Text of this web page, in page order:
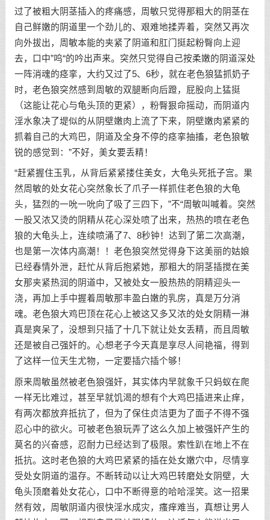
过了被粗大阴茎插入的疼痛感，周敏只觉得那粗大的阴茎在
自己鲜嫩的阴道里一个劲儿的、艰难地揉弄着，突然又再次
向外拔出，周敏本能的夹紧了阴道和肛门挺起粉臀向上迎
去，口中”呜“的吟出声来。突然只觉得自己按柔嫩的阴道深处
一阵消魂的痉挛，大约又过了5、6秒，就在老色狼猛抓奶子
时，老色狼突然感到周敏的双腿断向后蹬，屁股向上猛挺
（这能让花心与龟头顶的更紧），粉臀狠命摇动，而阴道内
淫水象决了堤似的从阴壁嫩肉上流了下来，阴壁嫩肉紧紧的
抓着自己的大鸡巴，阴道及全身不停的痉挛抽搐，老色狼敏
锐的感觉到：”不好，美女要丢精！
“赶紧握住玉乳，从背后紧紧搂住美女，大龟头死抵子宫。果
然周敏的处女花心突然象长了爪子一样抓住老色狼的大龟
头，猛烈的一吮一吮向了吸了三四下，”不“周敏叫喊着。突然
一股又浓又烫的阴精从花心深处喷了出来，热热的喷在老色
狼的大龟头上，连续喷涌了7、8秒钟！达到了第二次高潮，
也是第一次体内高潮！！老色狼突然觉得身下这美丽的姑娘
已经春情外泄，赶忙从背后抱紧她，那粗大的阴茎插搅在美
女那夹紧热润的阴道中，又被处女一股热热的阴精迎头一
浇，再加上手中握着周敏那丰盈白嫩的乳房，真是万分消
魂。老色狼大鸡巴顶在花心上被这又多又浓的处女阴精一淋
真是爽呆了，没想到只插了十几下就让处女丢精，而且周敏
还是被自己强奸的。心想老子今天真是享尽人间艳福，得到
了这样一位天生尤物，一定要插穴插个够！
原来周敏虽然被老色狼强奸，其实体内早就象千只蚂蚁在爬
一样无比难过，甚至早就饥渴的想有个大鸡巴插进来止痒，
有两次都放弃抵抗了，但为了保住贞洁更为了面子不得不强
忍心中的欲火。可被老色狼玩弄了这么久加上被强奸产生的
莫名的兴奋感，忍耐力已经达到了极限。索性趴在地上不在
抵抗。这时老色狼的大鸡巴紧紧的插在处女嫩穴中，尽情享
受处女阴道的温存。不断转动以让大鸡巴转磨处女阴壁，大
龟头顶磨着处女花心，口中不断得意的哈哈淫笑。这一招果
然有效，周敏阴道内很快淫水成灾，瘙痒难当，真想让男人